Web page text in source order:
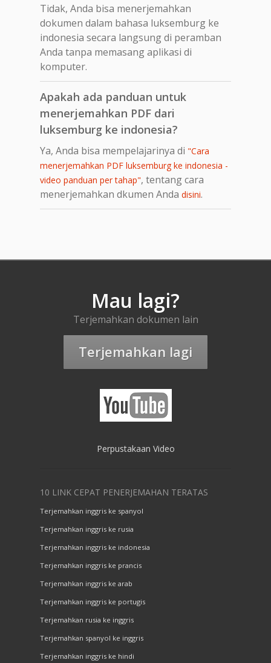
Tidak, Anda bisa menerjemahkan
dokumen dalam bahasa luksemburg ke
indonesia secara langsung di peramban
Anda tanpa memasang aplikasi di
komputer.
Apakah ada panduan untuk
menerjemahkan PDF dari
luksemburg ke indonesia?
Ya, Anda bisa mempelajarinya di "Cara
menerjemahkan PDF luksemburg ke indonesia -
video panduan per tahap", tentang cara
menerjemahkan dkumen Anda disini.
Mau lagi?
Terjemahkan dokumen lain
Terjemahkan lagi
Perpustakaan Video
10 LINK CEPAT PENERJEMAHAN TERATAS
Terjemahkan inggris ke spanyol
Terjemahkan inggris ke rusia
Terjemahkan inggris ke indonesia
Terjemahkan inggris ke prancis
Terjemahkan inggris ke arab
Terjemahkan inggris ke portugis
Terjemahkan rusia ke inggris
Terjemahkan spanyol ke inggris
Terjemahkan inggris ke hindi